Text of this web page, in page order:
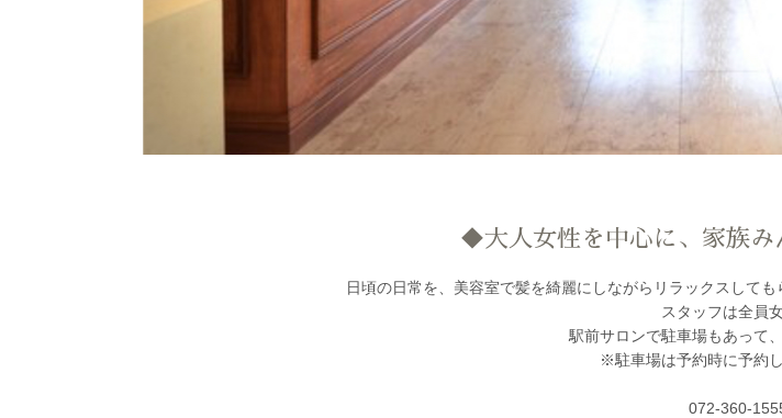
◆大人女性を中心に、家族
日頃の日常を、美容室で髪を綺麗にしながらリラックスして
スタッフは全員女
駅前サロンで駐車場もあって
※駐車場は予約時に予約し
072-360-